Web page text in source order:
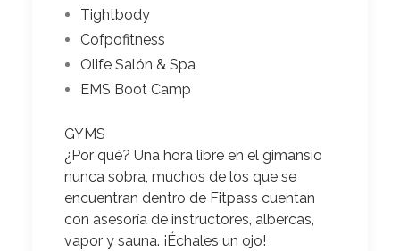
Tightbody
Cofpofitness
Olife Salón & Spa
EMS Boot Camp
GYMS
¿Por qué? Una hora libre en el gimansio
nunca sobra, muchos de los que se
encuentran dentro de Fitpass cuentan
con asesoría de instructores, albercas,
vapor y sauna. ¡Échales un ojo!